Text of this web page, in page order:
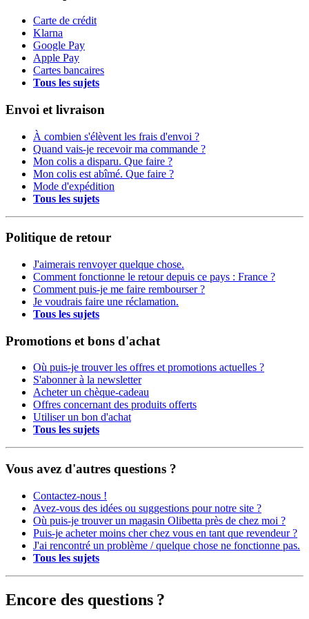
Carte de crédit
Klarna
Google Pay
Apple Pay
Cartes bancaires
Tous les sujets
Envoi et livraison
À combien s'élèvent les frais d'envoi ?
Quand vais-je recevoir ma commande ?
Mon colis a disparu. Que faire ?
Mon colis est abîmé. Que faire ?
Mode d'expédition
Tous les sujets
Politique de retour
J'aimerais renvoyer quelque chose.
Comment fonctionne le retour depuis ce pays : France ?
Comment puis-je me faire rembourser ?
Je voudrais faire une réclamation.
Tous les sujets
Promotions et bons d'achat
Où puis-je trouver les offres et promotions actuelles ?
S'abonner à la newsletter
Acheter un chèque-cadeau
Offres concernant des produits offerts
Utiliser un bon d'achat
Tous les sujets
Vous avez d'autres questions ?
Contactez-nous !
Avez-vous des idées ou suggestions pour notre site ?
Où puis-je trouver un magasin Olibetta près de chez moi ?
Puis-je acheter moins cher chez vous en tant que revendeur ?
J'ai rencontré un problème / quelque chose ne fonctionne pas.
Tous les sujets
Encore des questions ?